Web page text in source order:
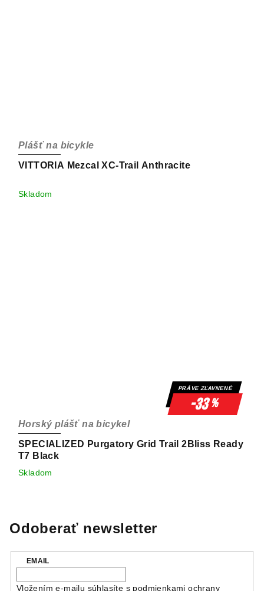
VITTORIA Mezcal XC-Trail Anthracite
Plášť na bicykle
Skladom
PRÁVE ZĽAVNENÉ
-33%
SPECIALIZED Purgatory Grid Trail 2Bliss Ready
T7 Black
Horský plášť na bicykel
Skladom
Odoberať newsletter
EMAIL
Vložením e-mailu súhlasíte s podmienkami ochrany